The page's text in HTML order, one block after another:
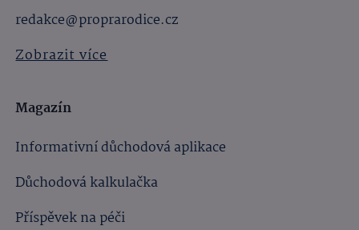
redakce@proprarodice.cz
Zobrazit více
Magazín
Informativní důchodová aplikace
Důchodová kalkulačka
Příspěvek na péči